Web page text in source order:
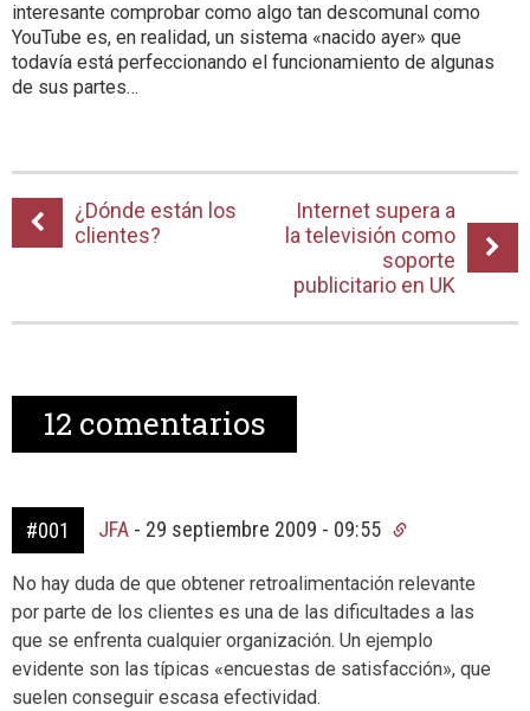
interesante comprobar como algo tan descomunal como
YouTube es, en realidad, un sistema «nacido ayer» que
todavía está perfeccionando el funcionamiento de algunas
de sus partes…
¿Dónde están los
clientes?
Internet supera a
la televisión como
soporte
publicitario en UK
12 comentarios
#001 JFA - 29 septiembre 2009 - 09:55
No hay duda de que obtener retroalimentación relevante
por parte de los clientes es una de las dificultades a las
que se enfrenta cualquier organización. Un ejemplo
evidente son las típicas «encuestas de satisfacción», que
suelen conseguir escasa efectividad.